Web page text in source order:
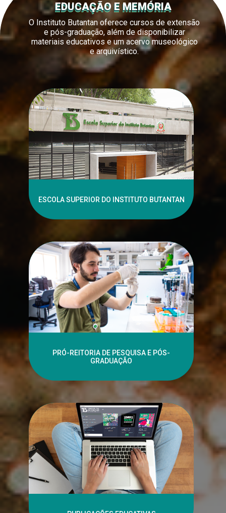
EDUCAÇÃO E MEMÓRIA
O Instituto Butantan oferece cursos de extensão
e pós-graduação, além de disponibilizar
materiais educativos e um acervo museológico
e arquivístico.
ESCOLA SUPERIOR DO INSTITUTO BUTANTAN
PRÓ-REITORIA DE PESQUISA E PÓS-
GRADUAÇÃO